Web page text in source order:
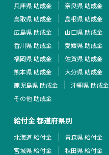
兵庫県 助成金
奈良県 助成金
鳥取県 助成金
島根県 助成金
広島県 助成金
山口県 助成金
香川県 助成金
愛媛県 助成金
福岡県 助成金
佐賀県 助成金
熊本県 助成金
大分県 助成金
鹿児島県 助成金
沖縄県 助成金
その他 助成金
給付金 都道府県別
北海道 給付金 青森県 給付金
宮城県 給付金
秋田県 給付金